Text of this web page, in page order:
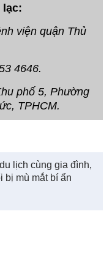
lạc:
viện quận Thủ
4646.
phố 5, Phường
TPHCM.
lịch cùng gia đình,
bị mù mắt bí ẩn